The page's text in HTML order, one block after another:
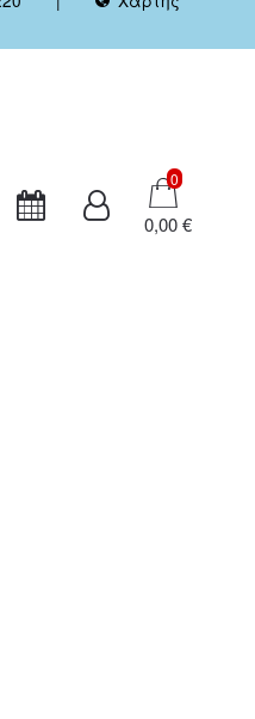
Καλάθι
0
0,00 €